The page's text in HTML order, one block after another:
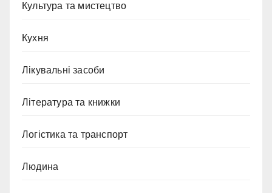
Культура та мистецтво
Кухня
Лікувальні засоби
Література та книжки
Логістика та транспорт
Людина